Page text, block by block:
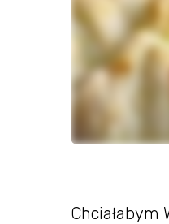
Chciałabym